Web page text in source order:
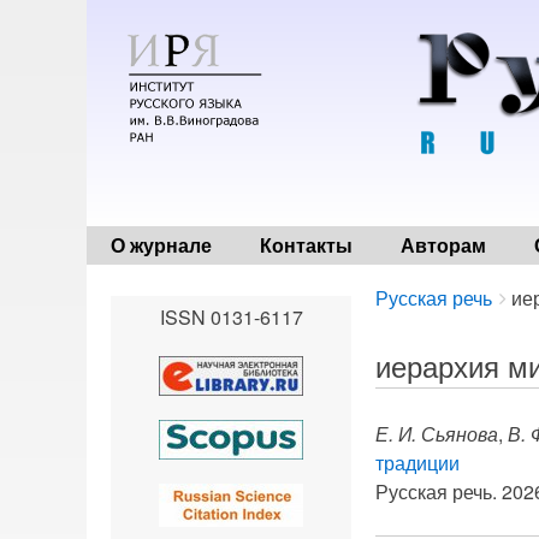
О журнале Контакты Авторам
Breadcrumbs
You
here:
Русская речь
иерархия
Е. И. Сьянова, В.
традиции
Русская речь.
ISSN 0131-6117